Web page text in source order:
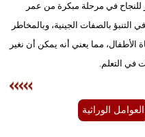
للنجاح في مرحلة مبكرة من عمر
بالصفات الجينية، وبالمخاطر
الأطفال، مما يعني أنه يمكن أن نغير
في التعلم.
العوامل الوراثية